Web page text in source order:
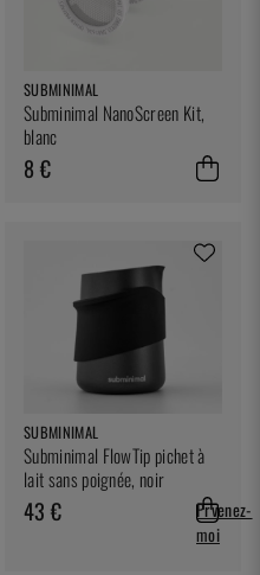
SUBMINIMAL
Subminimal NanoScreen Kit,
blanc
8 €
SUBMINIMAL
Subminimal FlowTip pichet à
lait sans poignée, noir
43 €
Prvenez-
moi